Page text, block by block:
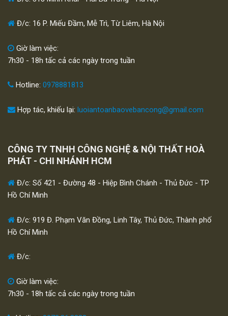
Đ/c: 16 P. Miếu Đầm, Mễ Trì, Từ Liêm, Hà Nội
Giờ làm việc:
7h30 - 18h tấc cả các ngày trong tuần
Hotline: 0978881813
Hợp tác, khiếu lại: luoiantoanbaovebancong@gmail.com
CÔNG TY TNHH CÔNG NGHỆ & NỘI THẤT HOÀ
PHÁT - CHI NHÁNH HCM
Đ/c: Số 421 - Đường 48 - Hiệp Bình Chánh - Thủ Đức - TP
Hồ Chí Minh
Đ/c: 919 Đ. Phạm Văn Đồng, Linh Tây, Thủ Đức, Thành phố
Hồ Chí Minh
Đ/c:
Giờ làm việc:
7h30 - 18h tấc cả các ngày trong tuần